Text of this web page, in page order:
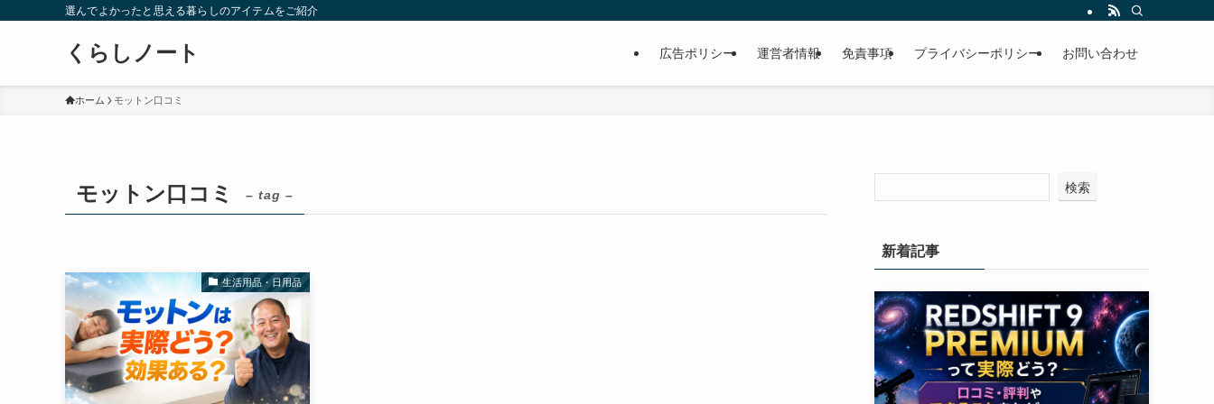
選んでよかったと思える暮らしのアイテムをご紹介
くらしノート 広告ポリシー 運営者情報 免責事項 プライバシーポリシー お問い合わせ
ホーム モットン口コミ
モットン口コミ – tag –
生活用品・日用品
検索
新着記事